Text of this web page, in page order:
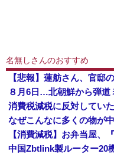
名無しさんのおすすめ
なぜこんなに多くの物が